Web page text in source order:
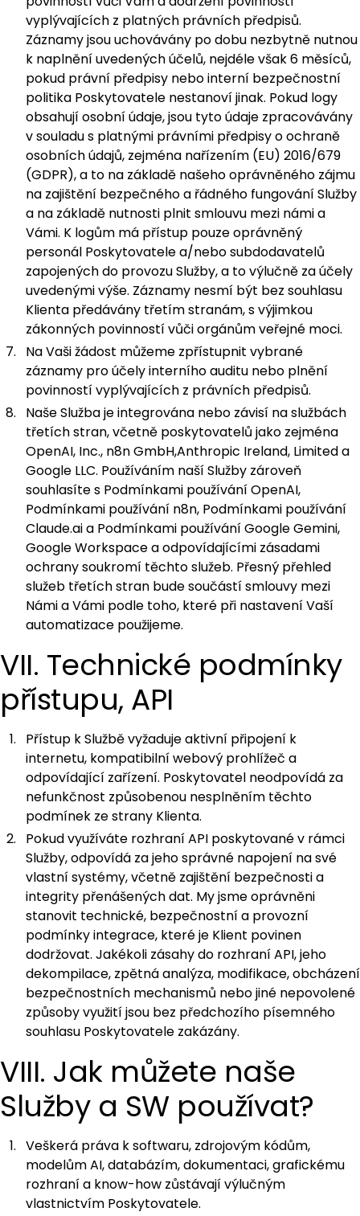
vyplývajících z platných právních předpisů.
Záznamy jsou uchovávány po dobu nezbytně nutnou
k naplnění uvedených účelů, nejdéle však 6 měsíců,
pokud právní předpisy nebo interní bezpečnostní
politika Poskytovatele nestanoví jinak. Pokud logy
obsahují osobní údaje, jsou tyto údaje zpracovávány
v souladu s platnými právními předpisy o ochraně
osobních údajů, zejména nařízením (EU) 2016/679
(GDPR), a to na základě našeho oprávněného zájmu
na zajištění bezpečného a řádného fungování Služby
a na základě nutnosti plnit smlouvu mezi námi a
Vámi. K logům má přístup pouze oprávněný
personál Poskytovatele a/nebo subdodavatelů
zapojených do provozu Služby, a to výlučně za účely
uvedenými výše. Záznamy nesmí být bez souhlasu
Klienta předávány třetím stranám, s výjimkou
zákonných povinností vůči orgánům veřejné moci.
Na Vaši žádost můžeme zpřístupnit vybrané
záznamy pro účely interního auditu nebo plnění
povinností vyplývajících z právních předpisů.
Naše Služba je integrována nebo závisí na službách
třetích stran, včetně poskytovatelů jako zejména
OpenAI, Inc., n8n GmbH,Anthropic Ireland, Limited a
Google LLC. Používáním naší Služby zároveň
souhlasíte s Podmínkami používání OpenAI,
Podmínkami používání n8n, Podmínkami používání
Claude.ai a Podmínkami používání Google Gemini,
Google Workspace a odpovídajícími zásadami
ochrany soukromí těchto služeb. Přesný přehled
služeb třetích stran bude součástí smlouvy mezi
Námi a Vámi podle toho, které při nastavení Vaší
automatizace použijeme.
VII. Technické podmínky
přístupu, API
Přístup k Službě vyžaduje aktivní připojení k
internetu, kompatibilní webový prohlížeč a
odpovídající zařízení. Poskytovatel neodpovídá za
nefunkčnost způsobenou nesplněním těchto
podmínek ze strany Klienta.
Pokud využíváte rozhraní API poskytované v rámci
Služby, odpovídá za jeho správné napojení na své
vlastní systémy, včetně zajištění bezpečnosti a
integrity přenášených dat. My jsme oprávněni
stanovit technické, bezpečnostní a provozní
podmínky integrace, které je Klient povinen
dodržovat. Jakékoli zásahy do rozhraní API, jeho
dekompilace, zpětná analýza, modifikace, obcházení
bezpečnostních mechanismů nebo jiné nepovolené
způsoby využití jsou bez předchozího písemného
souhlasu Poskytovatele zakázány.
VIII. Jak můžete naše
Služby a SW používat?
Veškerá práva k softwaru, zdrojovým kódům,
modelům AI, databázím, dokumentaci, grafickému
rozhraní a know-how zůstávají výlučným
vlastnictvím Poskytovatele.